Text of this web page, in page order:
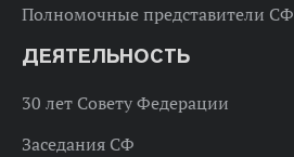
Полномочные представители СФ
ДЕЯТЕЛЬНОСТЬ
30 лет Совету Федерации
Заседания СФ